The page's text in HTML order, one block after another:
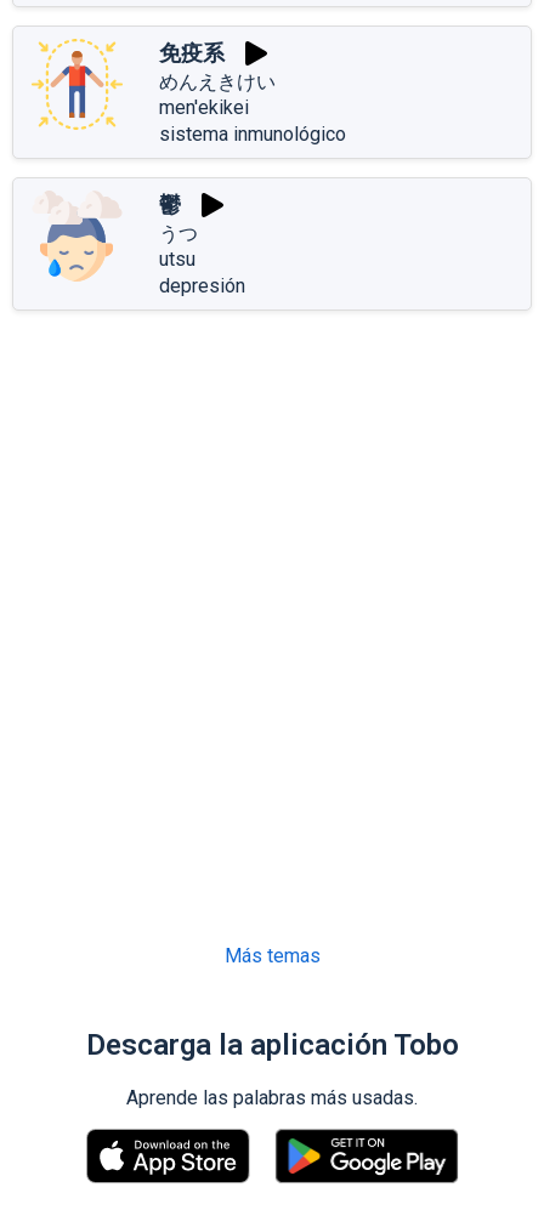
免疫系
めんえきけい
men'ekikei
sistema inmunológico
鬱
うつ
utsu
depresión
Más temas
Descarga la aplicación Tobo
Aprende las palabras más usadas.